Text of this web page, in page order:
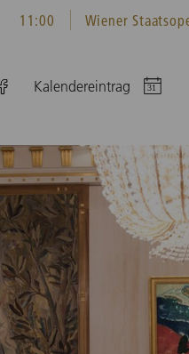
11:00 Wiener
Kalendereintrag